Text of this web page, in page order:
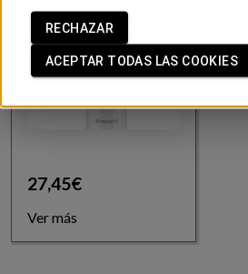
27,45€
Ver más
RECHAZAR
ACEPTAR TODAS LAS COOKIES